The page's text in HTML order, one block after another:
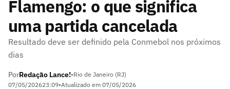
Flamengo: o que significa
uma partida cancelada
Resultado deve ser definido pela Conmebol nos próximos
dias
PorRedação Lance!•Rio de Janeiro (RJ)
07/05/202623:09•Atualizado em 07/05/2026